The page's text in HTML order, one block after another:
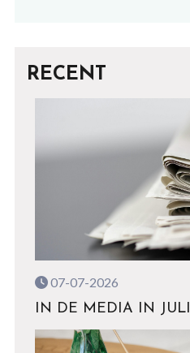
RECENT
07-07-2026
IN DE MEDIA IN JULI